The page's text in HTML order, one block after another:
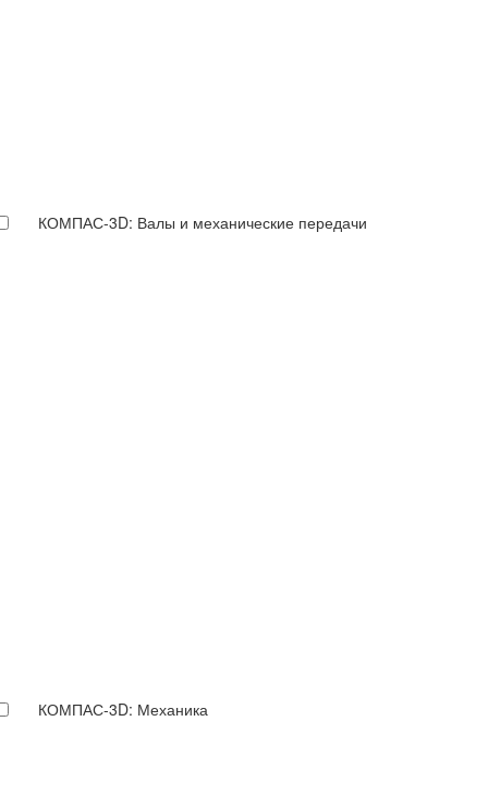
КОМПАС-3D: Валы и механические передачи
КОМПАС-3D: Механика